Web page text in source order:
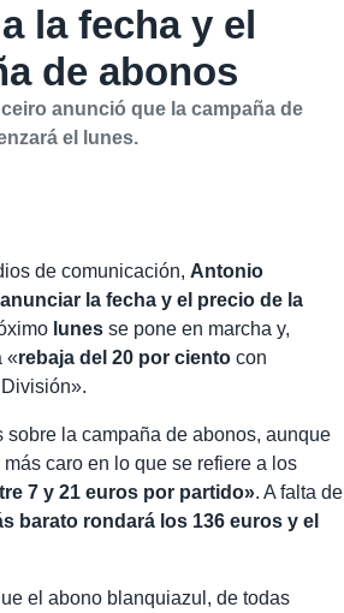
la fecha y el
de abonos
anunció que la campaña de
el lunes.
de comunicación, Antonio
la fecha y el precio de la
lunes se pone en marcha y,
«rebaja del 20 por ciento con
la campaña de abonos, aunque
caro en lo que se refiere a los
7 y 21 euros por partido». A falta de
barato rondará los 136 euros y el
el abono blanquiazul, de todas